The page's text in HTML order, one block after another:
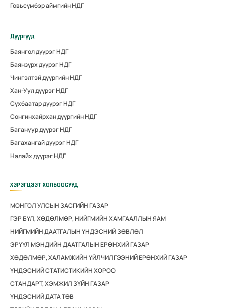
Говьсүмбэр аймгийн НДГ
Дүүргүүд
Баянгол дүүрэг НДГ
Баянзүрх дүүрэг НДГ
Чингэлтэй дүүргийн НДГ
Хан-Уул дүүрэг НДГ
Сүхбаатар дүүрэг НДГ
Сонгинхайрхан дүүргийн НДГ
Багануур дүүрэг НДГ
Багахангай дүүрэг НДГ
Налайх дүүрэг НДГ
ХЭРЭГЦЭЭТ ХОЛБООСУУД
МОНГОЛ УЛСЫН ЗАСГИЙН ГАЗАР
ГЭР БҮЛ, ХӨДӨЛМӨР, НИЙГМИЙН ХАМГААЛЛЫН ЯАМ
НИЙГМИЙН ДААТГАЛЫН ҮНДЭСНИЙ ЗӨВЛӨЛ
ЭРҮҮЛ МЭНДИЙН ДААТГАЛЫН ЕРӨНХИЙ ГАЗАР
ХӨДӨЛМӨР, ХАЛАМЖИЙН ҮЙЛЧИЛГЭЭНИЙ ЕРӨНХИЙ ГАЗАР
ҮНДЭСНИЙ СТАТИСТИКИЙН ХОРОО
СТАНДАРТ, ХЭМЖИЛ ЗҮЙН ГАЗАР
ҮНДЭСНИЙ ДАТА ТӨВ